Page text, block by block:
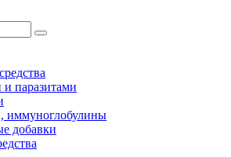
паразитами
иммуноглобулины
добавки